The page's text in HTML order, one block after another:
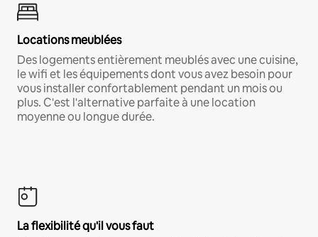
Locations meublées
Des logements entièrement meublés avec une cuisine,
le wifi et les équipements dont vous avez besoin pour
vous installer confortablement pendant un mois ou
plus. C'est l'alternative parfaite à une location
moyenne ou longue durée.
La flexibilité qu'il vous faut